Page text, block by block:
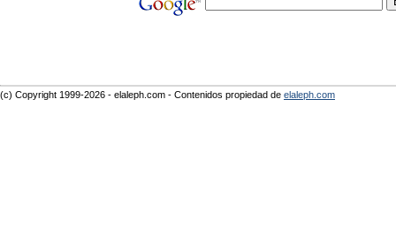
(c) Copyright 1999-2026 - elaleph.com - Contenidos propiedad de elaleph.com